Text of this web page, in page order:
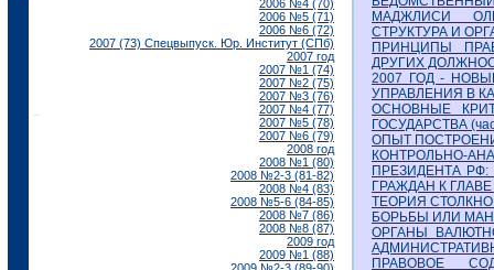
2006 №4 (70)
2006 №5 (71)
2006 №6 (72)
2007 (73) Спецвыпуск. Юр. Институт (СПб)
2007 год
2007 №1 (74)
2007 №2 (75)
2007 №3 (76)
2007 №4 (77)
2007 №5 (78)
2007 №6 (79)
2008 год
2008 №1 (80)
2008 №2-3 (81-82)
2008 №4 (83)
2008 №5-6 (84-85)
2008 №7 (86)
2008 №8 (87)
2009 год
2009 №1 (88)
МАДЖЛИСИ
СТРУКТУРА И
ПРИНЦИПЫ
ДРУГИХ
2007 ГОД -
УПРАВЛЕНИЯ В
ОСНОВНЫЕ
ГОСУДАРСТВА
ОПЫТ
КОНТРОЛЬНО-
ПРЕЗИДЕНТА
ГРАЖДАН К
ТЕОРИЯ
БОРЬБЫ ИЛИ
ОРГАНЫ
ПРАВОВОЕ